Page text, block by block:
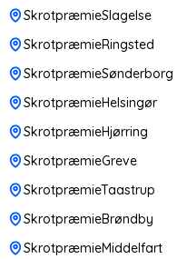
SkrotpræmieSlagelse
SkrotpræmieRingsted
SkrotpræmieSønderborg
SkrotpræmieHelsingør
SkrotpræmieHjørring
SkrotpræmieGreve
SkrotpræmieTaastrup
SkrotpræmieBrøndby
SkrotpræmieMiddelfart